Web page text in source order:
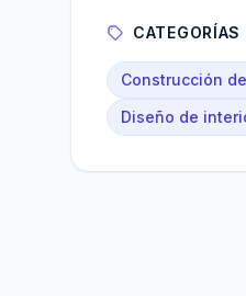
CATEGORÍAS
Construcción
Diseño de